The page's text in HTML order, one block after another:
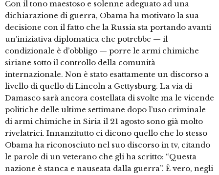
Con il tono maestoso e solenne adeguato ad una
dichiarazione di guerra, Obama ha motivato la sua
decisione con il fatto che la Russia sta portando avanti
un’iniziativa diplomatica che potrebbe — il
condizionale è d’obbligo — porre le armi chimiche
siriane sotto il controllo della comunità
internazionale. Non è stato esattamente un discorso a
livello di quello di Lincoln a Gettysburg. La via di
Damasco sarà ancora costellata di svolte ma le vicende
politiche delle ultime settimane dopo l’uso criminale
di armi chimiche in Siria il 21 agosto sono già molto
rivelatrici. Innanzitutto ci dicono quello che lo stesso
Obama ha riconosciuto nel suo discorso in tv, citando
le parole di un veterano che gli ha scritto: “Questa
nazione è stanca e nauseata dalla guerra”. È vero, negli